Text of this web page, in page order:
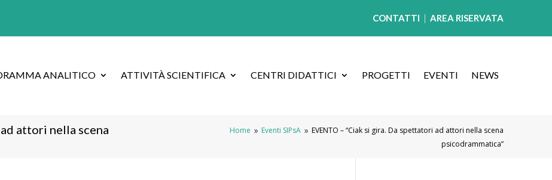
CONTATTI |AREA RISERVATA
ANALITICO ATTIVITÀ SCIENTIFICA CENTRI DIDATTICI PROGETTI EVENTI NEWS
attori nella scena
Home 9 Eventi SIPsA 9 EVENTO – “Ciak si gira. Da spettatori ad attori nella scena
psicodrammatica”